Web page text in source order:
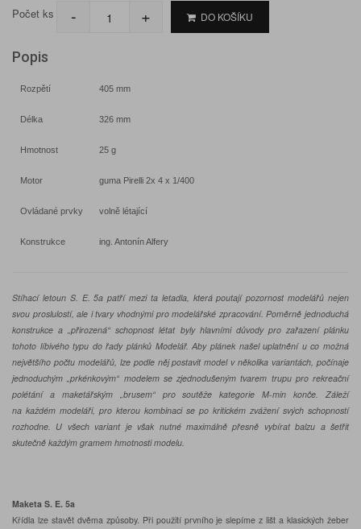
Počet ks - + DO KOŠÍKU
Popis
Rozpětí 405 mm
Délka 326 mm
Hmotnost 25 g
Motor guma Pirelli 2x 4 x 1/400
Ovládané prvky volně létající
Konstrukce ing. Antonín Alfery
Stíhací letoun S. E. 5a patří mezi ta letadla, která poutají pozornost modelářů nejen
svou proslulostí, ale i tvary vhodnými pro modelářské zpracování. Poměrně jednoduchá
konstrukce a „přirozená“ schopnost létat byly hlavními důvody pro zařazení plánku
tohoto líbivého typu do řady plánků Modelář. Aby plánek našel uplatnění u co možná
největšího počtu modelářů, lze podle něj postavit model v několika variantách, počínaje
jednoduchým „prkénkovým“ modelem se zjednodušeným tvarem trupu pro rekreační
polétání a maketářským „brusem“ pro soutěže kategorie M-min konče. Záleží
na každém modeláři, pro kterou kombinaci se po kritickém zvážení svých schopností
rozhodne. U všech variant je však nutné maximálně přesně vybírat balzu a šetřit
skutečně každým gramem hmotnosti modelu.
Maketa S. E. 5a
Křídla lze stavět dvěma způsoby. Při použití prvního je slepíme z lišt a klasických žeber